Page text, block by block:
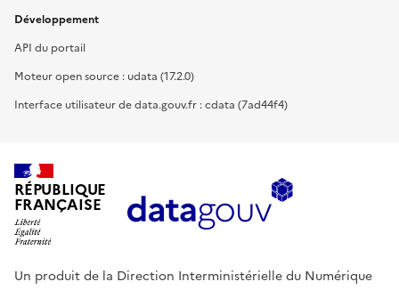
Développement
API du portail
Moteur open source : udata (17.2.0)
Interface utilisateur de data.gouv.fr : cdata (7ad44f4)
RÉPUBLIQUE
FRANÇAISE
Un produit de la Direction Interministérielle du Numérique